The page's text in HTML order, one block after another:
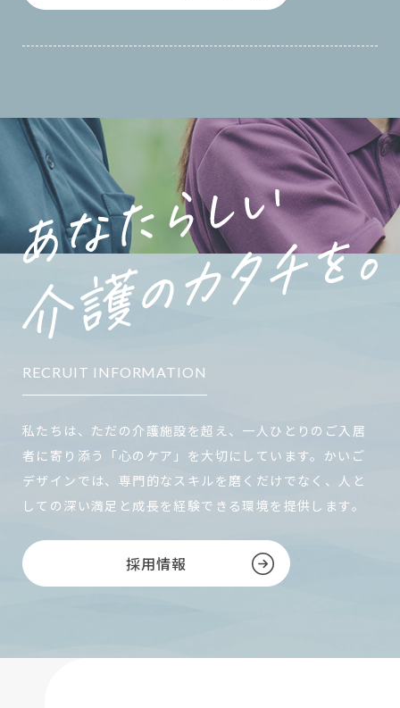
RECRUIT INFORMATION
私たちは、ただの介護施設を超え、一人ひとりのご入居
者に寄り添う「心のケア」を大切にしています。かいご
デザインでは、専門的なスキルを磨くだけでなく、人と
しての深い満足と成長を経験できる環境を提供します。
採用情報